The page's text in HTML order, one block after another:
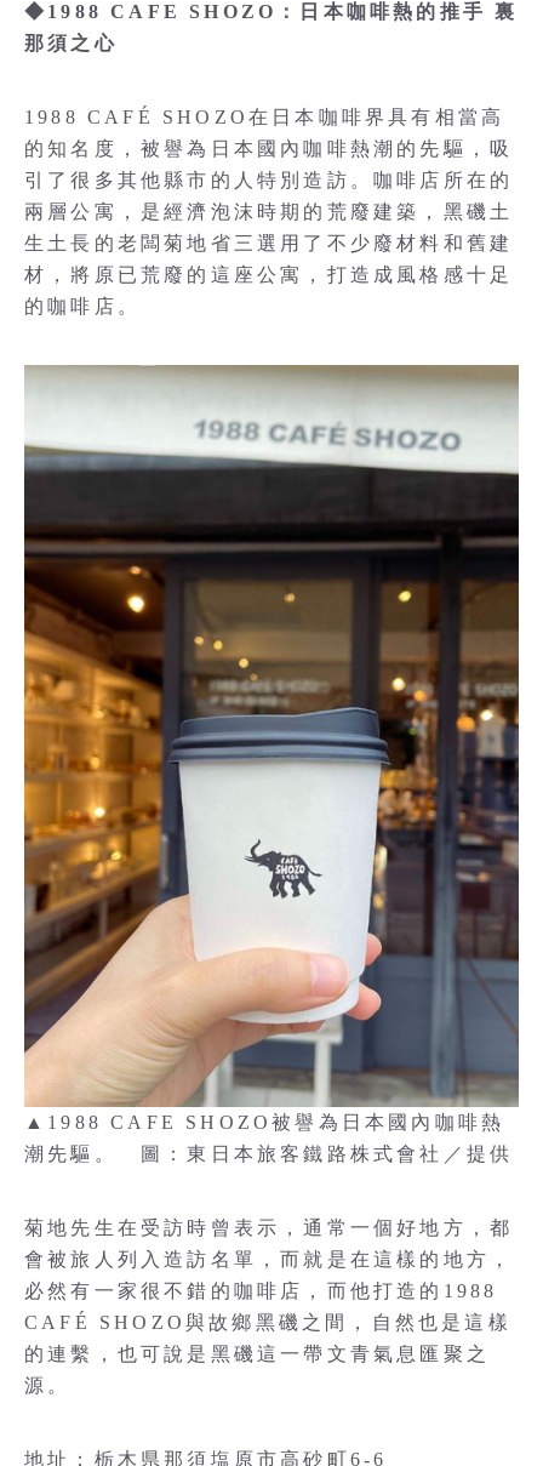
◆1988 CAFE SHOZO：日本咖啡熱的推手 裏
那須之心
1988 CAFÉ SHOZO在日本咖啡界具有相當高
的知名度，被譽為日本國內咖啡熱潮的先驅，吸
引了很多其他縣市的人特別造訪。咖啡店所在的
兩層公寓，是經濟泡沫時期的荒廢建築，黑磯土
生土長的老闆菊地省三選用了不少廢材料和舊建
材，將原已荒廢的這座公寓，打造成風格感十足
的咖啡店。
▲1988 CAFE SHOZO被譽為日本國內咖啡熱
潮先驅。 圖：東日本旅客鐵路株式會社／提供
菊地先生在受訪時曾表示，通常一個好地方，都
會被旅人列入造訪名單，而就是在這樣的地方，
必然有一家很不錯的咖啡店，而他打造的1988
CAFÉ SHOZO與故鄉黑磯之間，自然也是這樣
的連繫，也可說是黑磯這一帶文青氣息匯聚之
源。
地址：栃木県那須塩原市高砂町6-6